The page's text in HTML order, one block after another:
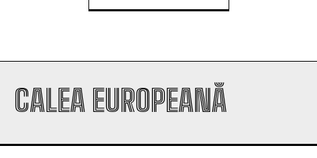
CALEA EUROPEANĂ